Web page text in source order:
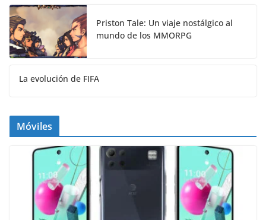
Priston Tale: Un viaje nostálgico al
mundo de los MMORPG
La evolución de FIFA
Móviles